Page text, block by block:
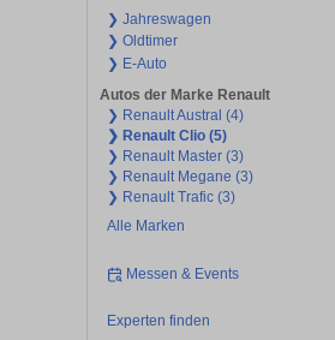
❯ Jahreswagen
❯ Oldtimer
❯ E-Auto
Autos der Marke Renault
❯ Renault Austral (4)
❯ Renault Clio (5)
❯ Renault Master (3)
❯ Renault Megane (3)
❯ Renault Trafic (3)
Alle Marken
Messen & Events
Experten finden